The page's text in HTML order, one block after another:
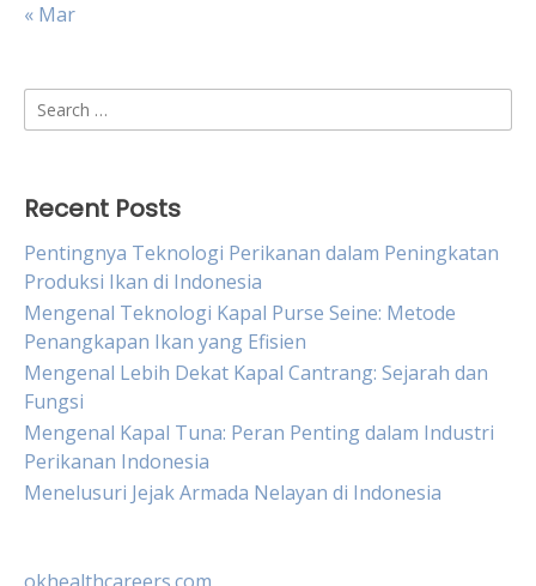
« Mar
Search
for:
Recent Posts
Pentingnya Teknologi Perikanan dalam Peningkatan
Produksi Ikan di Indonesia
Mengenal Teknologi Kapal Purse Seine: Metode
Penangkapan Ikan yang Efisien
Mengenal Lebih Dekat Kapal Cantrang: Sejarah dan
Fungsi
Mengenal Kapal Tuna: Peran Penting dalam Industri
Perikanan Indonesia
Menelusuri Jejak Armada Nelayan di Indonesia